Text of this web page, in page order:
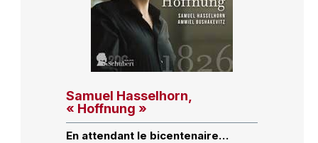
Samuel Hasselhorn,
« Hoffnung »
En attendant le bicentenaire…